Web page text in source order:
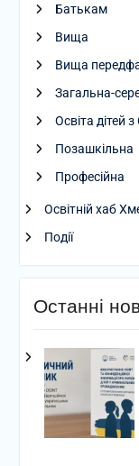
Батькам
Вища
Вища
Загальна-
Освіта дітей
Позашкільна
Професійна
Освітній хаб
Події
Останні